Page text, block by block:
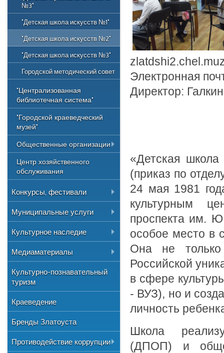
Электронная
Директор:
«Детская
(приказ по
24 мая 1981
культурным
проспекта им.
особое место в
Она не
Российской
в сфере
- ВУЗ), но и
личность
Школа
(ДПОП) и
Учетная политика
и отдыха
№3"
"Детская школа искусств №1"
"Детская школа искусств №2"
"Детская школа искусств №3"
Городской методический совет
"Централизованная
библиотечная система"
"Городской краеведческий
музей"
Общественные организации
Союз художников России
Национальные культурные
Литературное объединение
"Мартен"
Центр хозяйственного
обслуживания
Конкурсы, фестивали
Всероссийские
Муниципальные услуги
Реестр
Муниципальные задания
Культурное наследие
Информация
культурного наследия
Нормативно-правовая база
Медиаматериалы
Аудио
Фото
Видео
Культурно-познавательный
туризм
Краеведение
Бренды Златоуста
Противодействие коррупции